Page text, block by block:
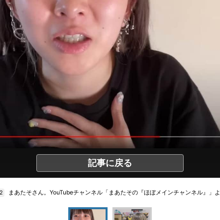
記事に戻る
まあたそさん。YouTubeチャンネル「まあたその『ほぼメインチャンネル』」